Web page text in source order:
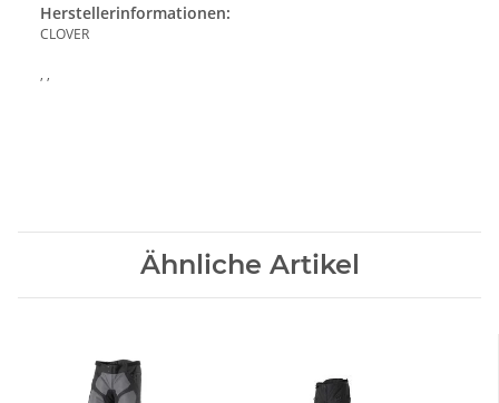
Herstellerinformationen:
CLOVER
, ,
Ähnliche Artikel